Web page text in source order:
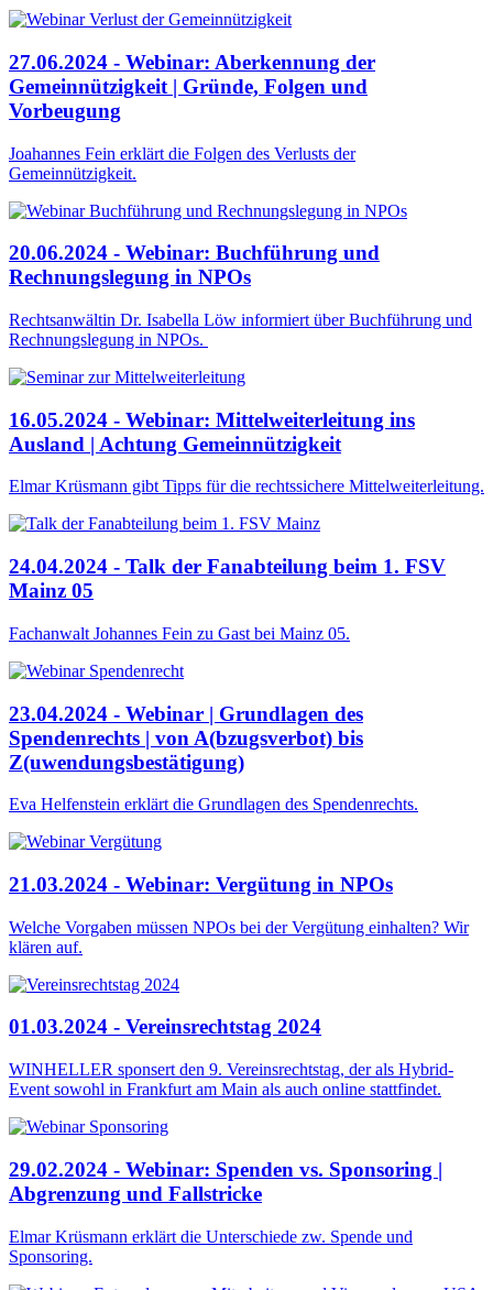
27.06.2024 - Webinar: Aberkennung der
Gemeinnützigkeit | Gründe, Folgen und
Vorbeugung
Joahannes Fein erklärt die Folgen des Verlusts der
Gemeinnützigkeit.
20.06.2024 - Webinar: Buchführung und
Rechnungslegung in NPOs
Rechtsanwältin Dr. Isabella Löw informiert über Buchführung und
Rechnungslegung in NPOs.
16.05.2024 - Webinar: Mittelweiterleitung ins
Ausland | Achtung Gemeinnützigkeit
Elmar Krüsmann gibt Tipps für die rechtssichere Mittelweiterleitung.
24.04.2024 - Talk der Fanabteilung beim 1. FSV
Mainz 05
Fachanwalt Johannes Fein zu Gast bei Mainz 05.
23.04.2024 - Webinar | Grundlagen des
Spendenrechts | von A(bzugsverbot) bis
Z(uwendungsbestätigung)
Eva Helfenstein erklärt die Grundlagen des Spendenrechts.
21.03.2024 - Webinar: Vergütung in NPOs
Welche Vorgaben müssen NPOs bei der Vergütung einhalten? Wir
klären auf.
01.03.2024 - Vereinsrechtstag 2024
WINHELLER sponsert den 9. Vereinsrechtstag, der als Hybrid-
Event sowohl in Frankfurt am Main als auch online stattfindet.
29.02.2024 - Webinar: Spenden vs. Sponsoring |
Abgrenzung und Fallstricke
Elmar Krüsmann erklärt die Unterschiede zw. Spende und
Sponsoring.